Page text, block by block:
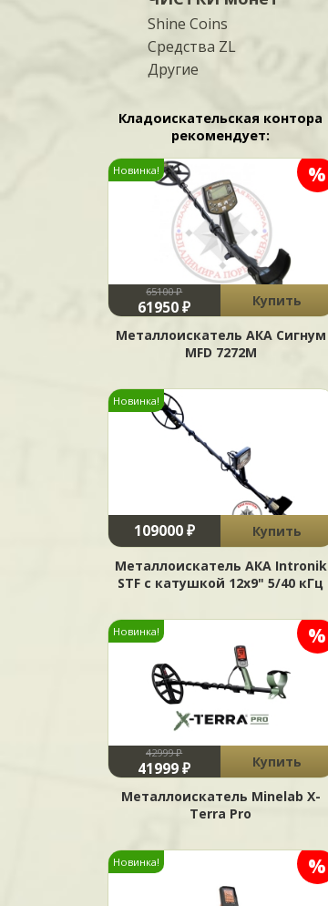
Shine Coins
Средства ZL
Другие
Кладоискательская контора
рекомендует:
%
Новинка!
65100 ₽
61950 ₽
Купить
Металлоискатель АКА Сигнум
MFD 7272М
Новинка!
109000 ₽
Купить
Металлоискатель АКА Intronik
STF c катушкой 12x9" 5/40 кГц
%
Новинка!
42999 ₽
41999 ₽
Купить
Металлоискатель Minelab X-
Terra Pro
%
Новинка!